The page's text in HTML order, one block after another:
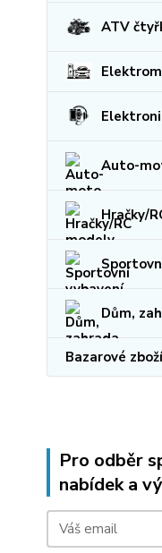
ATV
Auto-
Hračky/
Dům,
Bazarové zboží
Pro odběr
nabídek a